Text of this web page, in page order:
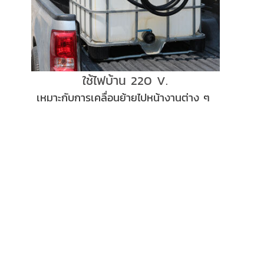
ใช้ไฟบ้าน 220 V.
เหมาะกับการเคลื่อนย้ายไปหน้างานต่าง ๆ